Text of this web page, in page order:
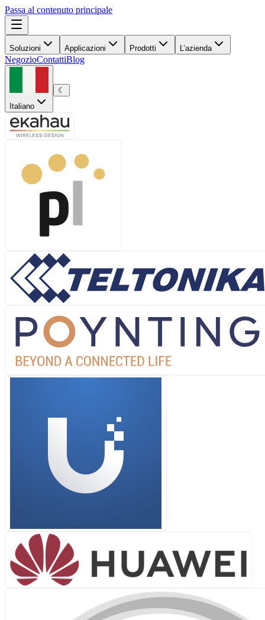
Passa al contenuto principale
Soluzioni Applicazioni Prodotti L’azienda
NegozioContattiBlog
Italiano
☾